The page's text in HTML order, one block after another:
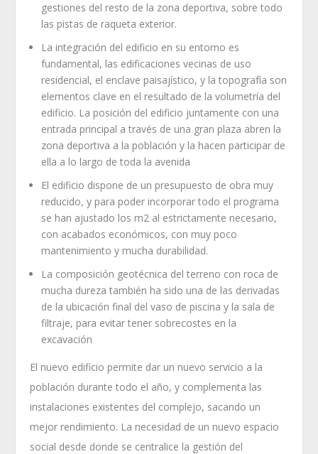
gestiones del resto de la zona deportiva, sobre todo
las pistas de raqueta exterior.
La integración del edificio en su entorno es
fundamental, las edificaciones vecinas de uso
residencial, el enclave paisajístico, y la topografía son
elementos clave en el resultado de la volumetría del
edificio. La posición del edificio juntamente con una
entrada principal a través de una gran plaza abren la
zona deportiva a la población y la hacen participar de
ella a lo largo de toda la avenida
El edificio dispone de un presupuesto de obra muy
reducido, y para poder incorporar todo el programa
se han ajustado los m2 al estrictamente necesario,
con acabados económicos, con muy poco
mantenimiento y mucha durabilidad.
La composición geotécnica del terreno con roca de
mucha dureza también ha sido una de las derivadas
de la ubicación final del vaso de piscina y la sala de
filtraje, para evitar tener sobrecostes en la
excavación
El nuevo edificio permite dar un nuevo servicio a la
población durante todo el año, y complementa las
instalaciones existentes del complejo, sacando un
mejor rendimiento. La necesidad de un nuevo espacio
social desde donde se centralice la gestión del